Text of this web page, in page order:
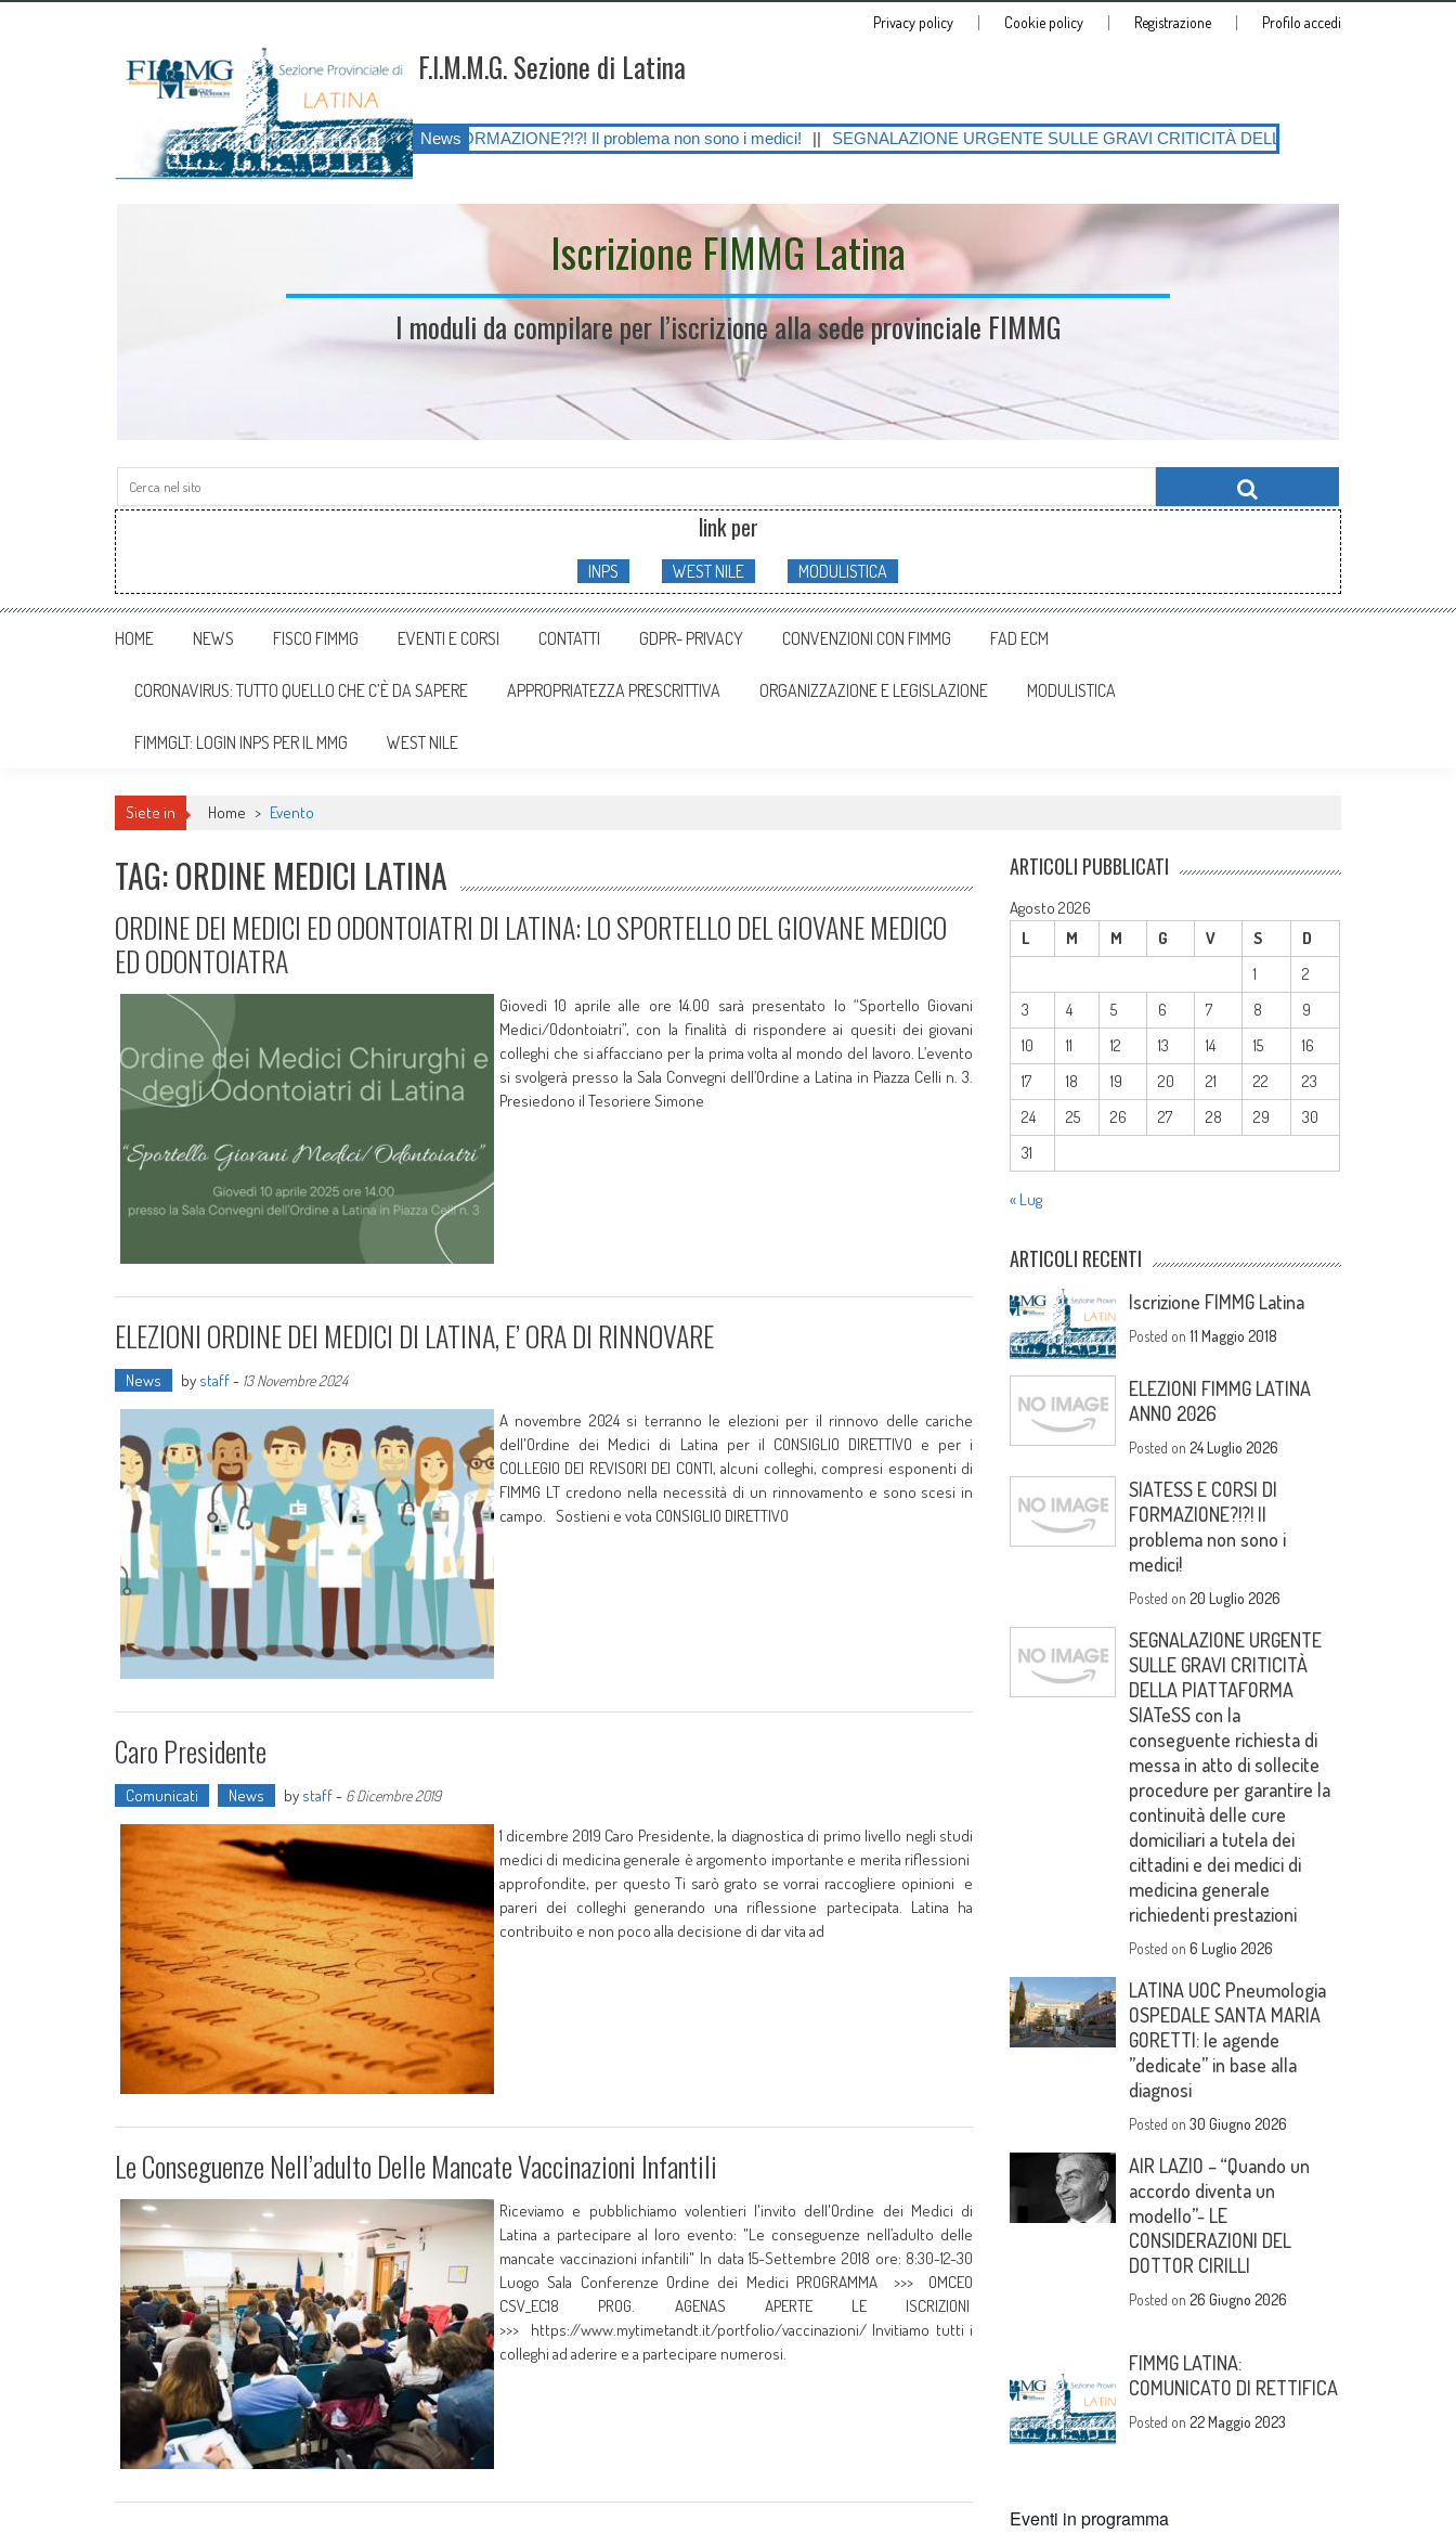
Privacy policy Cookie policy Registrazione Profilo accedi
F.I.M.M.G. Sezione di Latina
News
|| SIATESS E CORSI DI FORMAZIONE?!?! Il problema non sono i medici! || SEGNALAZIONE URGENTE SULLE GRAVI CRITICITÀ DELLA PIATTAFORMA SIATeSS con la
Iscrizione FIMMG Latina
I moduli da compilare per l’iscrizione alla sede provinciale FIMMG
Search for:
link per
INPS WEST NILE MODULISTICA
HOME NEWS FISCO FIMMG EVENTI E CORSI CONTATTI GDPR- PRIVACY CONVENZIONI CON FIMMG FAD ECM
CORONAVIRUS: TUTTO QUELLO CHE C’È DA SAPERE APPROPRIATEZZA PRESCRITTIVA ORGANIZZAZIONE E LEGISLAZIONE MODULISTICA
FIMMGLT: LOGIN INPS PER IL MMG WEST NILE
Siete in Home > Evento
TAG: ORDINE MEDICI LATINA
ORDINE DEI MEDICI ED ODONTOIATRI DI LATINA: LO SPORTELLO DEL GIOVANE MEDICO
ED ODONTOIATRA
Giovedì 10 aprile alle ore 14.00 sarà presentato lo “Sportello Giovani
Medici/Odontoiatri”, con la finalità di rispondere ai quesiti dei giovani
colleghi che si affacciano per la prima volta al mondo del lavoro. L’evento
si svolgerà presso la Sala Convegni dell’Ordine a Latina in Piazza Celli n. 3.
Presiedono il Tesoriere Simone
ELEZIONI ORDINE DEI MEDICI DI LATINA, E’ ORA DI RINNOVARE
News by staff- 13 Novembre 2024
A novembre 2024 si terranno le elezioni per il rinnovo delle cariche
dell'Ordine dei Medici di Latina per il CONSIGLIO DIRETTIVO e per i
COLLEGIO DEI REVISORI DEI CONTI, alcuni colleghi, compresi esponenti di
FIMMG LT credono nella necessità di un rinnovamento e sono scesi in
campo. Sostieni e vota CONSIGLIO DIRETTIVO
Caro Presidente
Comunicati News by staff- 6 Dicembre 2019
1 dicembre 2019 Caro Presidente, la diagnostica di primo livello negli studi
medici di medicina generale è argomento importante e merita riflessioni
approfondite, per questo Ti sarò grato se vorrai raccogliere opinioni e
pareri dei colleghi generando una riflessione partecipata. Latina ha
contribuito e non poco alla decisione di dar vita ad
Le Conseguenze Nell’adulto Delle Mancate Vaccinazioni Infantili
Riceviamo e pubblichiamo volentieri l'invito dell'Ordine dei Medici di
Latina a partecipare al loro evento: "Le conseguenze nell’adulto delle
mancate vaccinazioni infantili" In data 15-Settembre 2018 ore: 8:30-12-30
Luogo Sala Conferenze Ordine dei Medici PROGRAMMA >>> OMCEO
CSV_EC18 PROG. AGENAS APERTE LE ISCRIZIONI
>>> https://www.mytimetandt.it/portfolio/vaccinazioni/ Invitiamo tutti i
colleghi ad aderire e a partecipare numerosi.
ARTICOLI PUBBLICATI
Agosto 2026
L
M M G V S
D
1
2
3
4 5 6 7 8
9
10
11 12 13 14 15
16
17
18 19 20 21 22
23
24
25 26 27 28 29
30
31
« Lug
ARTICOLI RECENTI
Iscrizione FIMMG Latina
Posted on11 Maggio 2018
ELEZIONI FIMMG LATINA
ANNO 2026
Posted on24 Luglio 2026
SIATESS E CORSI DI
FORMAZIONE?!?! Il
problema non sono i
medici!
Posted on20 Luglio 2026
SEGNALAZIONE URGENTE
SULLE GRAVI CRITICITÀ
DELLA PIATTAFORMA
SIATeSS con la
conseguente richiesta di
messa in atto di sollecite
procedure per garantire la
continuità delle cure
domiciliari a tutela dei
cittadini e dei medici di
medicina generale
richiedenti prestazioni
Posted on6 Luglio 2026
LATINA UOC Pneumologia
OSPEDALE SANTA MARIA
GORETTI: le agende
”dedicate” in base alla
diagnosi
Posted on30 Giugno 2026
AIR LAZIO – “Quando un
accordo diventa un
modello”- LE
CONSIDERAZIONI DEL
DOTTOR CIRILLI
Posted on26 Giugno 2026
FIMMG LATINA:
COMUNICATO DI RETTIFICA
Posted on22 Maggio 2023
Eventi in programma